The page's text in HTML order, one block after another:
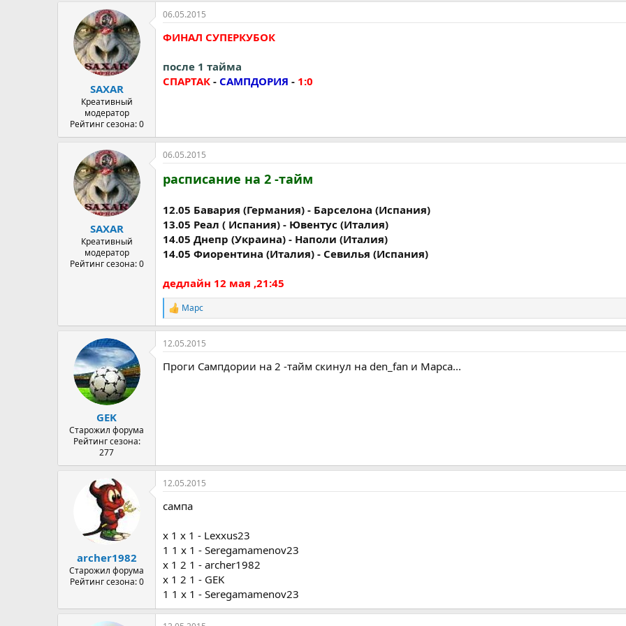
SAXAR
Креативный
модератор
Рейтинг сезона: 0
06.05.2015
ФИНАЛ СУПЕРКУБОК
после 1 тайма
СПАРТАК - САМПДОРИЯ - 1:0
SAXAR
Креативный
модератор
Рейтинг сезона: 0
06.05.2015
расписание на 2 -тайм
12.05 Бавария (Германия) - Барселона (Испания)
13.05 Реал ( Испания) - Ювентус (Италия)
14.05 Днепр (Украина) - Наполи (Италия)
14.05 Фиорентина (Италия) - Севилья (Испания)
дедлайн 12 мая ,21:45
Р
е
а
к
и
Марс
GEK
Старожил форума
Рейтинг сезона:
277
12.05.2015
Проги Сампдории на 2 -тайм скинул на den_fan и Марса...
archer1982
Старожил форума
Рейтинг сезона: 0
12.05.2015
сампа
x 1 х 1 - Lexxus23
1 1 х 1 - Seregamamenov23
x 1 2 1 - archer1982
x 1 2 1 - GEK
1 1 х 1 - Seregamamenov23